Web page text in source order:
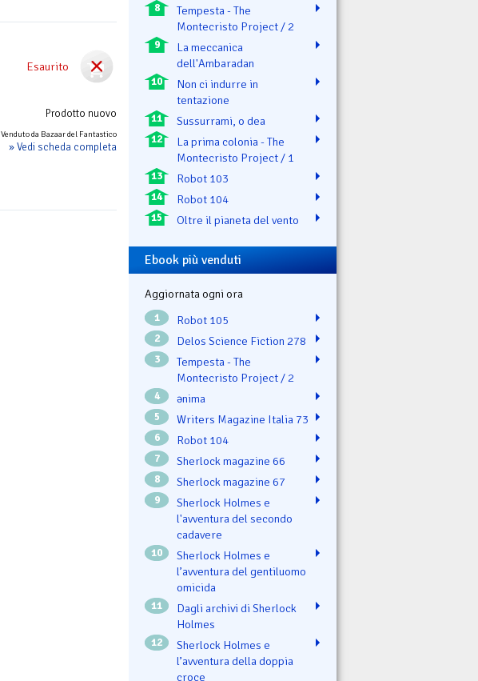
Esaurito
Prodotto nuovo
Venduto da Bazaar del Fantastico
» Vedi scheda completa
8
Tempesta - The
Montecristo Project / 2
9
La meccanica
dell'Ambaradan
10
Non ci indurre in
tentazione
11 Sussurrami, o dea
12
La prima colonia - The
Montecristo Project / 1
13 Robot 103
14 Robot 104
15 Oltre il pianeta del vento
Ebook più venduti
Aggiornata ogni ora
1 Robot 105
2 Delos Science Fiction 278
3
Tempesta - The
Montecristo Project / 2
4 ənima
5 Writers Magazine Italia 73
6 Robot 104
7 Sherlock magazine 66
8 Sherlock magazine 67
9
Sherlock Holmes e
l'avventura del secondo
cadavere
10
Sherlock Holmes e
l’avventura del gentiluomo
omicida
11
Dagli archivi di Sherlock
Holmes
12
Sherlock Holmes e
l’avventura della doppia
croce